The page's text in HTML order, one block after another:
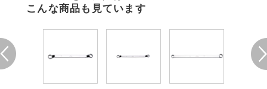
こんな商品も見ています